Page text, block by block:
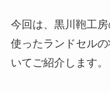
今回は、黒川鞄工
使ったランドセル
いてご紹介します。